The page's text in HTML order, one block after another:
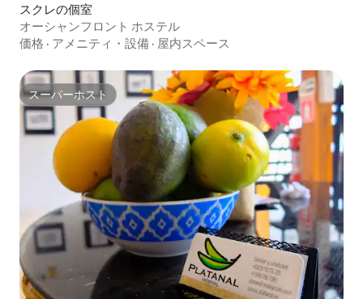
スクレの個室
オーシャンフロント ホステル
価格 · アメニティ・設備 · 屋内スペース
スーパーホスト
スーパーホスト